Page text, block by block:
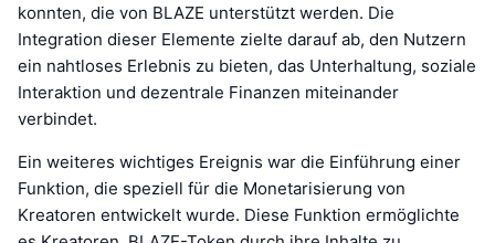
konnten, die von BLAZE unterstützt werden. Die
Integration dieser Elemente zielte darauf ab, den Nutzern
ein nahtloses Erlebnis zu bieten, das Unterhaltung, soziale
Interaktion und dezentrale Finanzen miteinander
verbindet.
Ein weiteres wichtiges Ereignis war die Einführung einer
Funktion, die speziell für die Monetarisierung von
Kreatoren entwickelt wurde. Diese Funktion ermöglichte